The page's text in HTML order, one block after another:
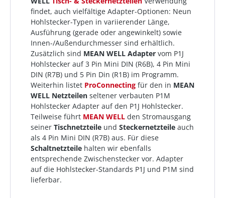
findet, auch vielfältige Adapter-Optionen: Neun
Hohlstecker-Typen in variierender Länge,
Ausführung (gerade oder angewinkelt) sowie
Innen-/Außendurchmesser sind erhältlich.
Zusätzlich sind MEAN WELL Adapter vom P1J
Hohlstecker auf 3 Pin Mini DIN (R6B), 4 Pin Mini
DIN (R7B) und 5 Pin Din (R1B) im Programm.
Weiterhin listet ProConnecting für den in MEAN
WELL Netzteilen seltener verbauten P1M
Hohlstecker Adapter auf den P1J Hohlstecker.
Teilweise führt MEAN WELL den Stromausgang
seiner Tischnetzteile und Steckernetzteile auch
als 4 Pin Mini DIN (R7B) aus. Für diese
Schaltnetzteile halten wir ebenfalls
entsprechende Zwischenstecker vor. Adapter
auf die Hohlstecker-Standards P1J und P1M sind
lieferbar.